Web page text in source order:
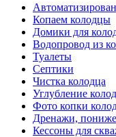
Копаем колодцы
Домики для
Водопровод из
Туалеты
Септики
Чистка колодца
Углубление
Фото копки
Дренажи,
Кессоны для